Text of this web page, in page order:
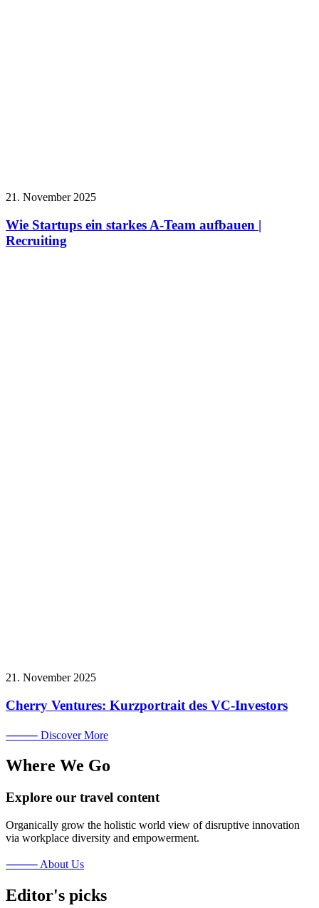
21. November 2025
Wie Startups ein starkes A-Team aufbauen |
Recruiting
21. November 2025
Cherry Ventures: Kurzportrait des VC-Investors
⸻ Discover More
Where We Go
Explore our travel content
Organically grow the holistic world view of disruptive innovation
via workplace diversity and empowerment.
⸻ About Us
Editor's picks